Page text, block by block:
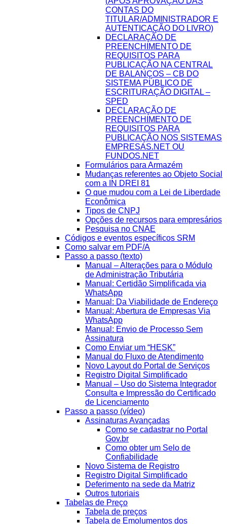
CONTAS DO
TITULAR/ADMINISTRADOR E
AUTENTICAÇÃO DO LIVRO)
DECLARAÇÃO DE
PREENCHIMENTO DE
REQUISITOS PARA
PUBLICAÇÃO NA CENTRAL
DE BALANÇOS – CB DO
SISTEMA PÚBLICO DE
ESCRITURAÇÃO DIGITAL –
SPED
DECLARAÇÃO DE
PREENCHIMENTO DE
REQUISITOS PARA
PUBLICAÇÃO NOS SISTEMAS
EMPRESAS.NET OU
FUNDOS.NET
Formulários para Armazém
Mudanças referentes ao Objeto Social
com a IN DREI 81
O que mudou com a Lei de Liberdade
Econômica
Tipos de CNPJ
Opções de recursos para empresários
Pesquisa no CNAE
Códigos e eventos específicos SRM
Como salvar em PDF/A
Passo a passo (texto)
Manual – Alterações para o Módulo
de Administração Tributária
Manual: Certidão Simplificada via
WhatsApp
Manual: Da Viabilidade de Endereço
Manual: Abertura de Empresas Via
WhatsApp
Manual: Envio de Processo Sem
Assinatura
Como Enviar um “HESK”
Manual do Fluxo de Atendimento
Novo Layout do Portal de Serviços
Registro Digital Simplificado
Manual – Uso do Sistema Integrador
Consulta e Impressão do Certificado
de Licenciamento
Passo a passo (vídeo)
Assinaturas Avançadas
Como se cadastrar no Portal
Gov.br
Como obter um Selo de
Confiabilidade
Novo Sistema de Registro
Registro Digital Simplificado
Deferimento na sede da Matriz
Outros tutoriais
Tabelas de Preço
Tabela de preços
Tabela de Emolumentos dos